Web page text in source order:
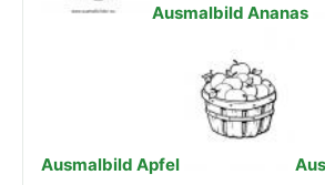
Ausmalbild Ananas
Ausmalbild Apfel